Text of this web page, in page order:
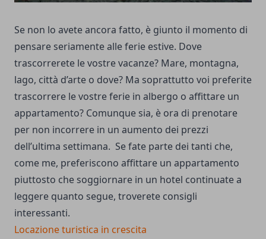
Se non lo avete ancora fatto, è giunto il momento di
pensare seriamente alle ferie estive. Dove
trascorrerete le vostre vacanze? Mare, montagna,
lago, città d’arte o dove? Ma soprattutto voi preferite
trascorrere le vostre ferie in albergo o affittare un
appartamento? Comunque sia, è ora di prenotare
per non incorrere in un aumento dei prezzi
dell’ultima settimana. Se fate parte dei tanti che,
come me, preferiscono affittare un appartamento
piuttosto che soggiornare in un hotel continuate a
leggere quanto segue, troverete consigli
interessanti.
Locazione turistica in crescita